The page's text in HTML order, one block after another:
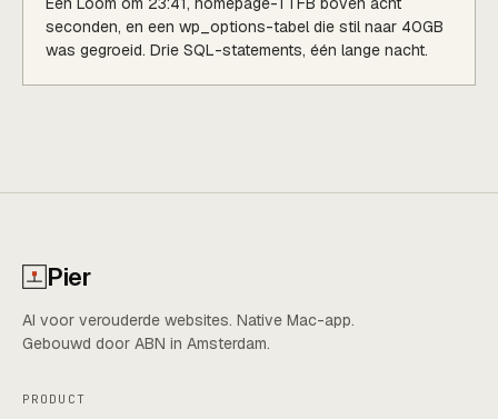
seconden, en een wp_options-tabel die stil naar 40GB
was gegroeid. Drie SQL-statements, één lange nacht.
Pier
AI voor verouderde websites. Native Mac-app.
Gebouwd door ABN in Amsterdam.
PRODUCT